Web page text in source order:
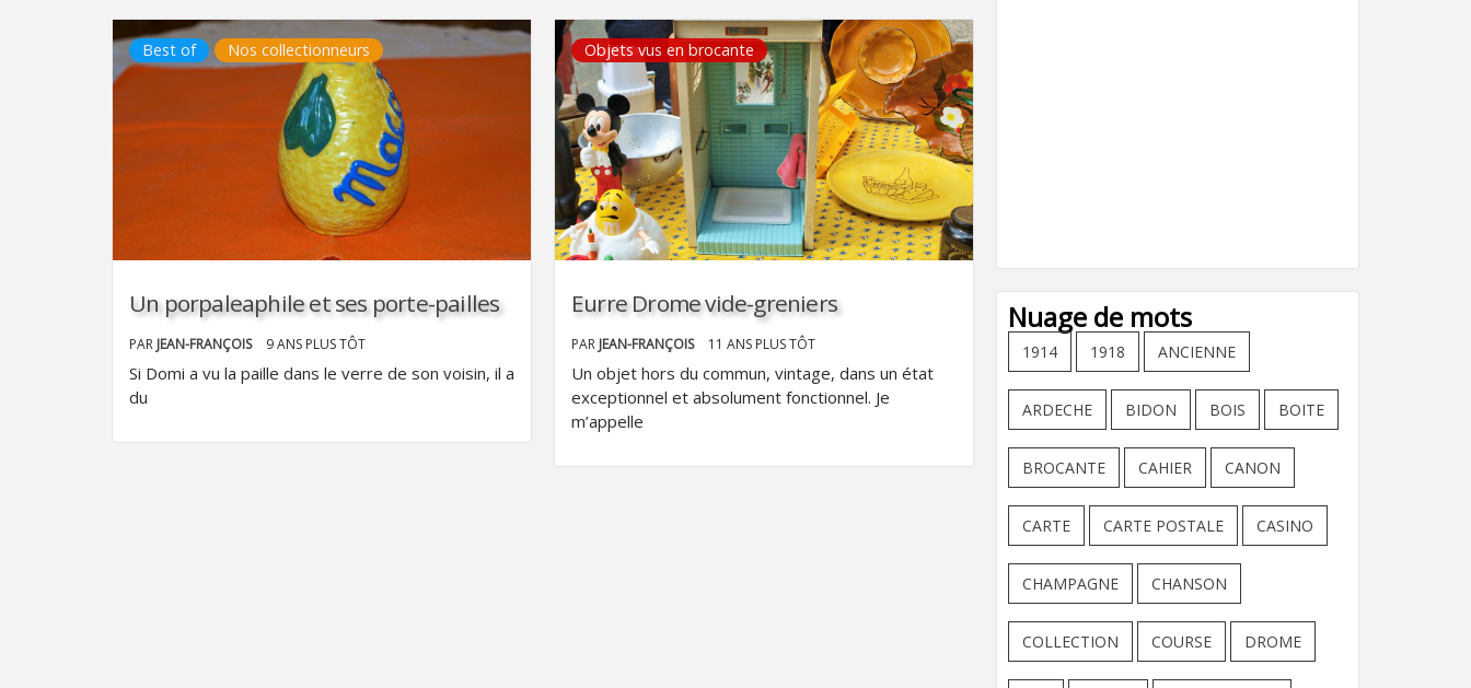
Best of Nos collectionneurs
Un porpaleaphile et ses porte-pailles
PAR JEAN-FRANÇOIS 9 ANS PLUS TÔT
Si Domi a vu la paille dans le verre de son voisin, il a
du
Objets vus en brocante
Eurre Drome vide-greniers
PAR JEAN-FRANÇOIS 11 ANS PLUS TÔT
Un objet hors du commun, vintage, dans un état
exceptionnel et absolument fonctionnel. Je
m’appelle
Nuage de mots
1914 1918 ANCIENNE
ARDECHE BIDON BOIS BOITE
BROCANTE CAHIER CANON
CARTE CARTE POSTALE CASINO
CHAMPAGNE CHANSON
COLLECTION COURSE DROME